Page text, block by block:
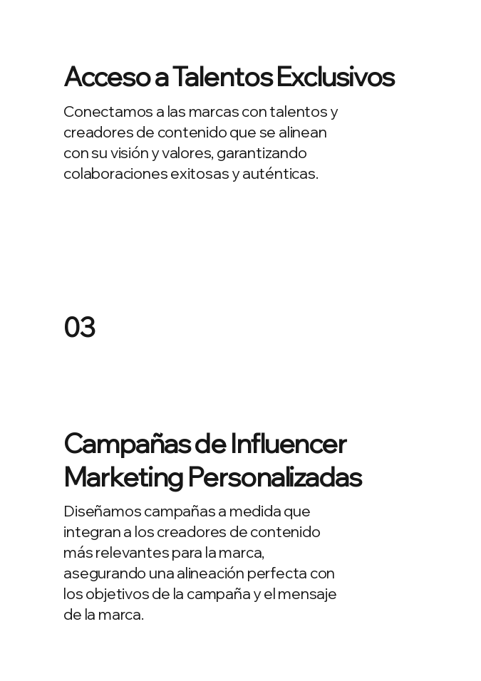
Acceso a Talentos Exclusivos
Conectamos a las marcas con talentos y
creadores de contenido que se alinean
con su visión y valores, garantizando
colaboraciones exitosas y auténticas.
03
Campañas de Influencer
Marketing Personalizadas
Diseñamos campañas a medida que
integran a los creadores de contenido
más relevantes para la marca,
asegurando una alineación perfecta con
los objetivos de la campaña y el mensaje
de la marca.